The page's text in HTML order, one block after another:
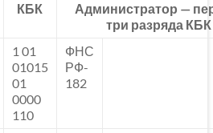
КБК
Администратор —
три разряда КБК
1 01
01015
01
0000
110
ФНС
РФ-
182